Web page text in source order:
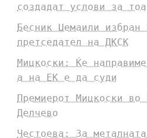
создадат услови за тоа
Бесник Џемаили избран
претседател на ДКСК
Мицкоски: Ќе
а на ЕК е да суди
Премиерот Мицкоски во
Делчево
Честоева: За